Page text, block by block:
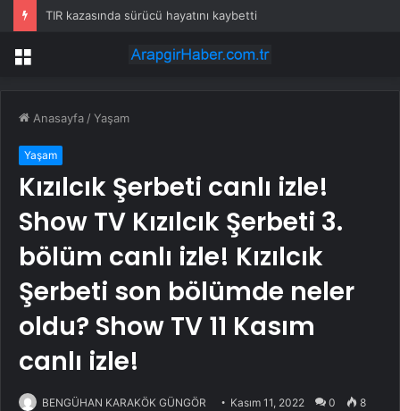
TIR kazasında sürücü hayatını kaybetti
Menü
Anasayfa /Yaşam
Yaşam
Kızılcık Şerbeti canlı izle!
Show TV Kızılcık Şerbeti 3.
bölüm canlı izle! Kızılcık
Şerbeti son bölümde neler
oldu? Show TV 11 Kasım
canlı izle!
BENGÜHAN KARAKÖK GÜNGÖR Kasım 11, 2022 0 8